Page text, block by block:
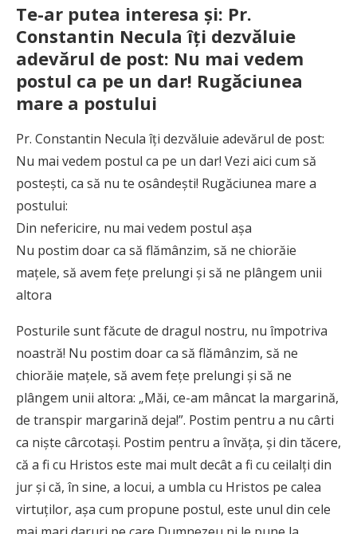
Te-ar putea interesa și: Pr.
Constantin Necula îţi dezvăluie
adevărul de post: Nu mai vedem
postul ca pe un dar! Rugăciunea
mare a postului
Pr. Constantin Necula îţi dezvăluie adevărul de post:
Nu mai vedem postul ca pe un dar! Vezi aici cum să
posteşti, ca să nu te osândeşti! Rugăciunea mare a
postului:
Din nefericire, nu mai vedem postul aşa
Nu postim doar ca să flămânzim, să ne chiorăie
mațele, să avem fețe prelungi și să ne plângem unii
altora
Posturile sunt făcute de dragul nostru, nu împotriva
noastră! Nu postim doar ca să flămânzim, să ne
chiorăie mațele, să avem fețe prelungi și să ne
plângem unii altora: „Măi, ce-am mâncat la margarină,
de transpir margarină deja!”. Postim pentru a nu cârti
ca niște cârcotași. Postim pentru a învăța, și din tăcere,
că a fi cu Hristos este mai mult decât a fi cu ceilalți din
jur și că, în sine, a locui, a umbla cu Hristos pe calea
virtuților, așa cum propune postul, este unul din cele